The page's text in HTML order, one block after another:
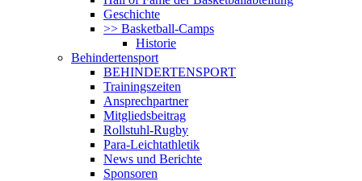
Geschichte
>> Basketball-Camps
Historie
Behindertensport
BEHINDERTENSPORT
Trainingszeiten
Ansprechpartner
Mitgliedsbeitrag
Rollstuhl-Rugby
Para-Leichtathletik
News und Berichte
Sponsoren